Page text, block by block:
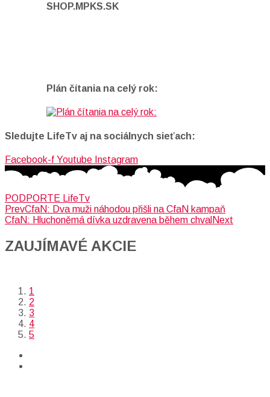
SHOP.MPKS.SK
Plán čítania na celý rok:
Sledujte LifeTv aj na sociálnych sieťach:
Facebook-f Youtube Instagram
PODPORTE LifeTv
PrevCfaN: Dva muži náhodou přišli na CfaN kampaň
CfaN: Hluchoněmá dívka uzdravena během chval Next
ZAUJÍMAVÉ AKCIE​
1
2
3
4
5